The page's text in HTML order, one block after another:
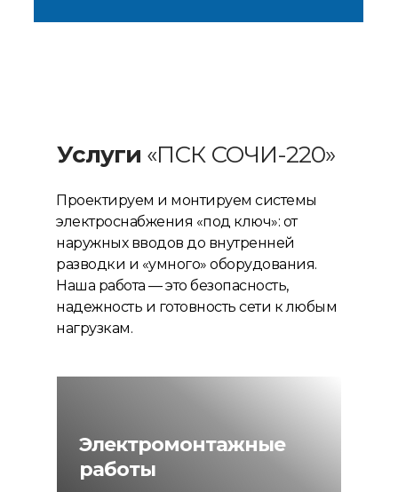
Услуги «ПСК СОЧИ-220»
Проектируем и монтируем системы
электроснабжения «под ключ»: от
наружных вводов до внутренней
разводки и «умного» оборудования.
Наша работа — это безопасность,
надежность и готовность сети к любым
нагрузкам.
Электромонтажные
работы